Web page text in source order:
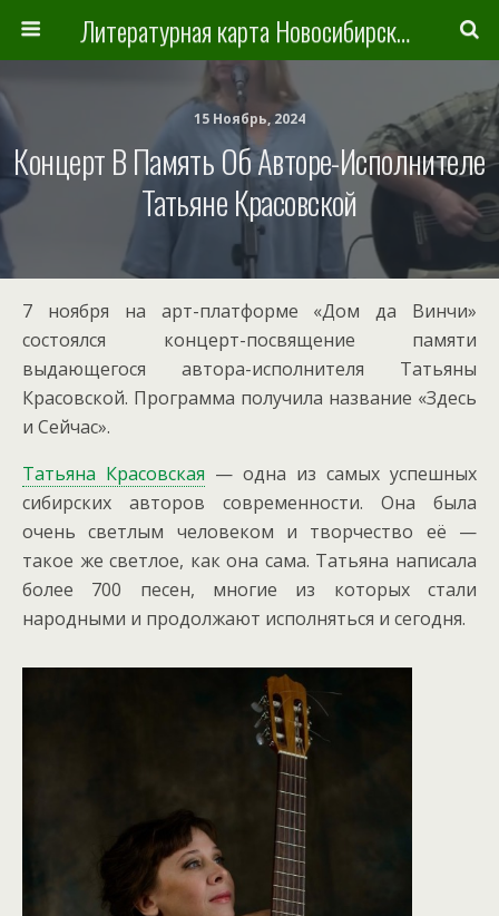
Литературная карта Новосибирска и Новосибирской области
15 Ноябрь, 2024
Концерт В Память Об Авторе-Исполнителе
Татьяне Красовской
7 ноября на арт-платформе «Дом да Винчи»
состоялся концерт-посвящение памяти
выдающегося автора-исполнителя Татьяны
Красовской. Программа получила название «Здесь
и Сейчас».
Татьяна Красовская — одна из самых успешных
сибирских авторов современности. Она была
очень светлым человеком и творчество её —
такое же светлое, как она сама. Татьяна написала
более 700 песен, многие из которых стали
народными и продолжают исполняться и сегодня.